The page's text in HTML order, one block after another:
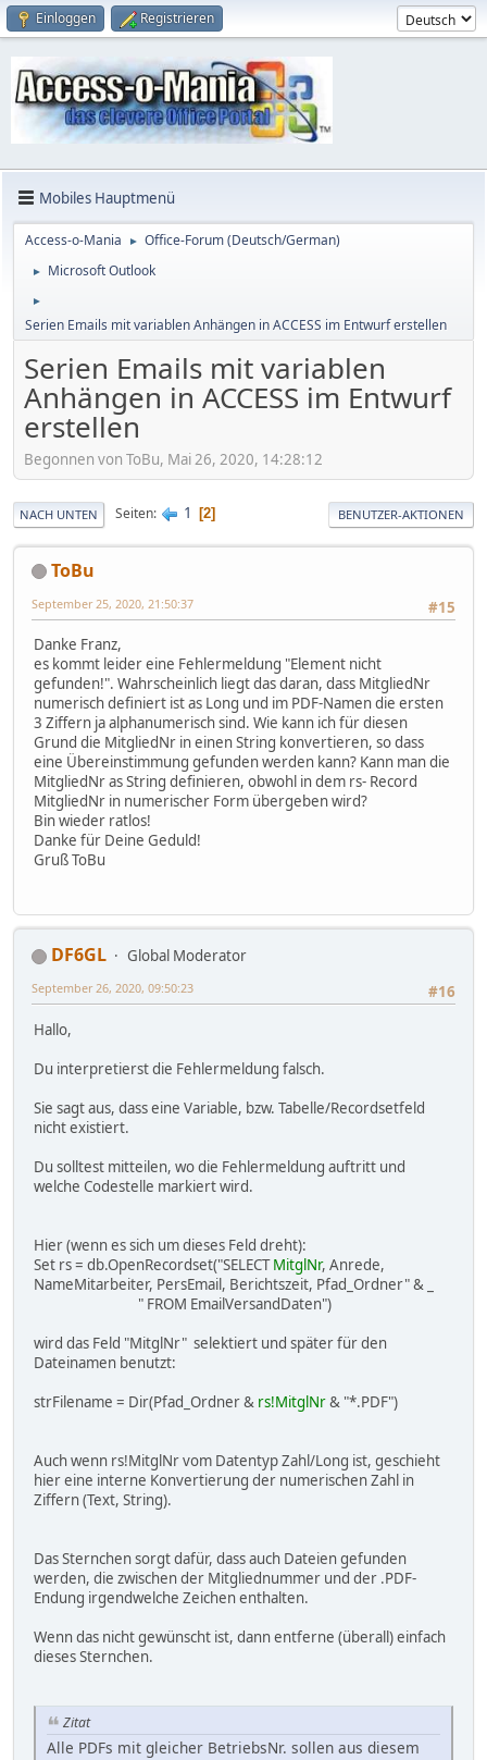
Einloggen Registrieren
Mobiles Hauptmenü
Access-o-Mania ► Office-Forum (Deutsch/German)
► Microsoft Outlook
►
Serien Emails mit variablen Anhängen in ACCESS im Entwurf erstellen
Serien Emails mit variablen
Anhängen in ACCESS im Entwurf
erstellen
Begonnen von ToBu, Mai 26, 2020, 14:28:12
NACH UNTEN Seiten 1 2 BENUTZER-AKTIONEN
ToBu
#15
September 25, 2020, 21:50:37
Danke Franz,
es kommt leider eine Fehlermeldung "Element nicht
gefunden!". Wahrscheinlich liegt das daran, dass MitgliedNr
numerisch definiert ist as Long und im PDF-Namen die ersten
3 Ziffern ja alphanumerisch sind. Wie kann ich für diesen
Grund die MitgliedNr in einen String konvertieren, so dass
eine Übereinstimmung gefunden werden kann? Kann man die
MitgliedNr as String definieren, obwohl in dem rs- Record
MitgliedNr in numerischer Form übergeben wird?
Bin wieder ratlos!
Danke für Deine Geduld!
Gruß ToBu
DF6GL
Global Moderator
#16
September 26, 2020, 09:50:23
Hallo,
Du interpretierst die Fehlermeldung falsch.
Sie sagt aus, dass eine Variable, bzw. Tabelle/Recordsetfeld
nicht existiert.
Du solltest mitteilen, wo die Fehlermeldung auftritt und
welche Codestelle markiert wird.
Hier (wenn es sich um dieses Feld dreht):
Set rs = db.OpenRecordset("SELECTMitglNr, Anrede,
NameMitarbeiter, PersEmail, Berichtszeit, Pfad_Ordner" & _
" FROM EmailVersandDaten")
wird das Feld "MitglNr" selektiert und später für den
Dateinamen benutzt:
strFilename = Dir(Pfad_Ordner & rs!MitglNr& "*.PDF")
Auch wenn rs!MitglNr vom Datentyp Zahl/Long ist, geschieht
hier eine interne Konvertierung der numerischen Zahl in
Ziffern (Text, String).
Das Sternchen sorgt dafür, dass auch Dateien gefunden
werden, die zwischen der Mitgliednummer und der .PDF-
Endung irgendwelche Zeichen enthalten.
Wenn das nicht gewünscht ist, dann entferne (überall) einfach
dieses Sternchen.
Zitat
Alle PDFs mit gleicher BetriebsNr. sollen aus diesem